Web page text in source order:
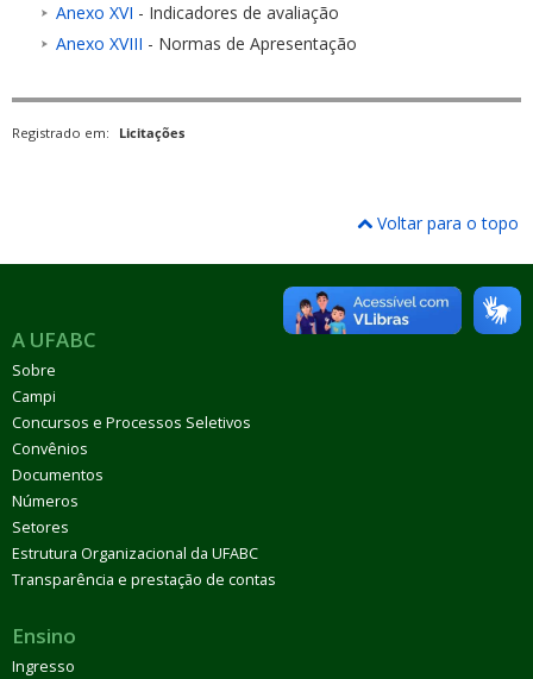
Anexo XVI - Indicadores de avaliação
Anexo XVIII - Normas de Apresentação
Registrado em: Licitações
Voltar para o topo
A UFABC
Sobre
Campi
Concursos e Processos Seletivos
Convênios
Documentos
Números
Setores
Estrutura Organizacional da UFABC
Transparência e prestação de contas
Ensino
Ingresso